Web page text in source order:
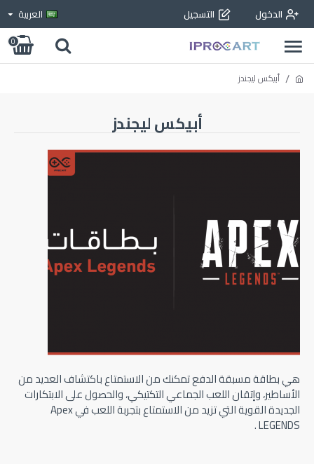
الدخول التسجيل العربية
0
أبيكس ليجندز
أبيكس ليجندز
هي بطاقة مسبقة الدفع تمكنك من الاستمتاع باكتشاف العديد من
الأساطير، وإتقان اللعب الجماعي التكتيكي، والحصول على الابتكارات
الجديدة القوية التي تزيد من الاستمتاع بتجربة اللعب في Apex
LEGENDS .